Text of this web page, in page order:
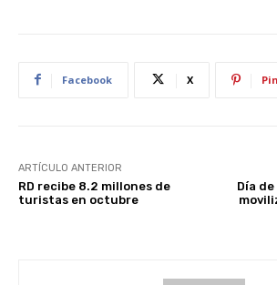
Facebook X
ARTÍCULO ANTERIOR
RD recibe 8.2 millones de
turistas en octubre
Día